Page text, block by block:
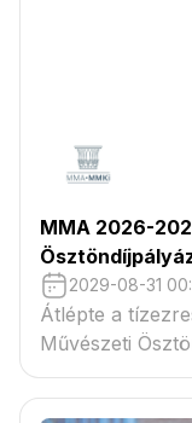
MMA 2026-
2029-08-31
Átlépte a
Művészeti
tartaléklistás
csatolmányban